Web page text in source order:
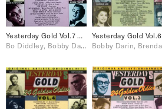
Yesterday Gold Vol.7 – 24 Golden Oldies
Bo Diddley, Bobby Darin, Connie Francis, Jackie Wilson, Little Richard, Ray Charles, Ricky Nelson, Sam Cooke, The Everly Brothers, The Platters
Yesterday Gold Vol.6